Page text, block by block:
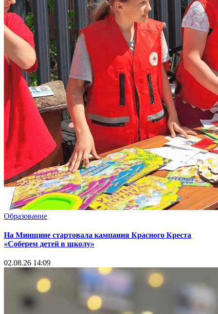
Образование
На Минщине стартовала кампания Красного Креста
«Соберем детей в школу»
02.08.26 14:09